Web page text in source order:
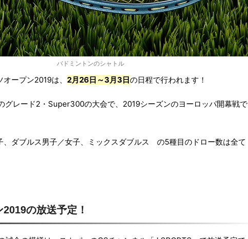
バドミントンのシャトル
ープン2019は、 2月26日～3月3日の日程で行われます！
グレード2・Super300の大会で、2019シーズンのヨーロッパ開幕戦で
、ダブルス男子／女子、ミックスダブルス の5種目のドロー数は全て
2019の放送予定！